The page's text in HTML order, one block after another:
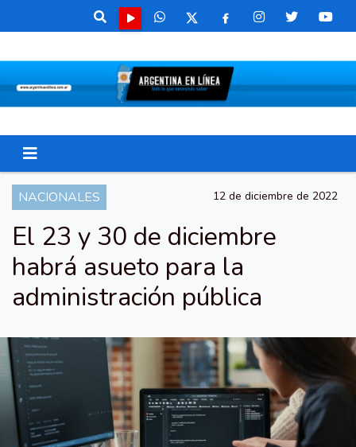
NACIONALES 12 de diciembre de 2022
El 23 y 30 de diciembre
habrá asueto para la
administración pública